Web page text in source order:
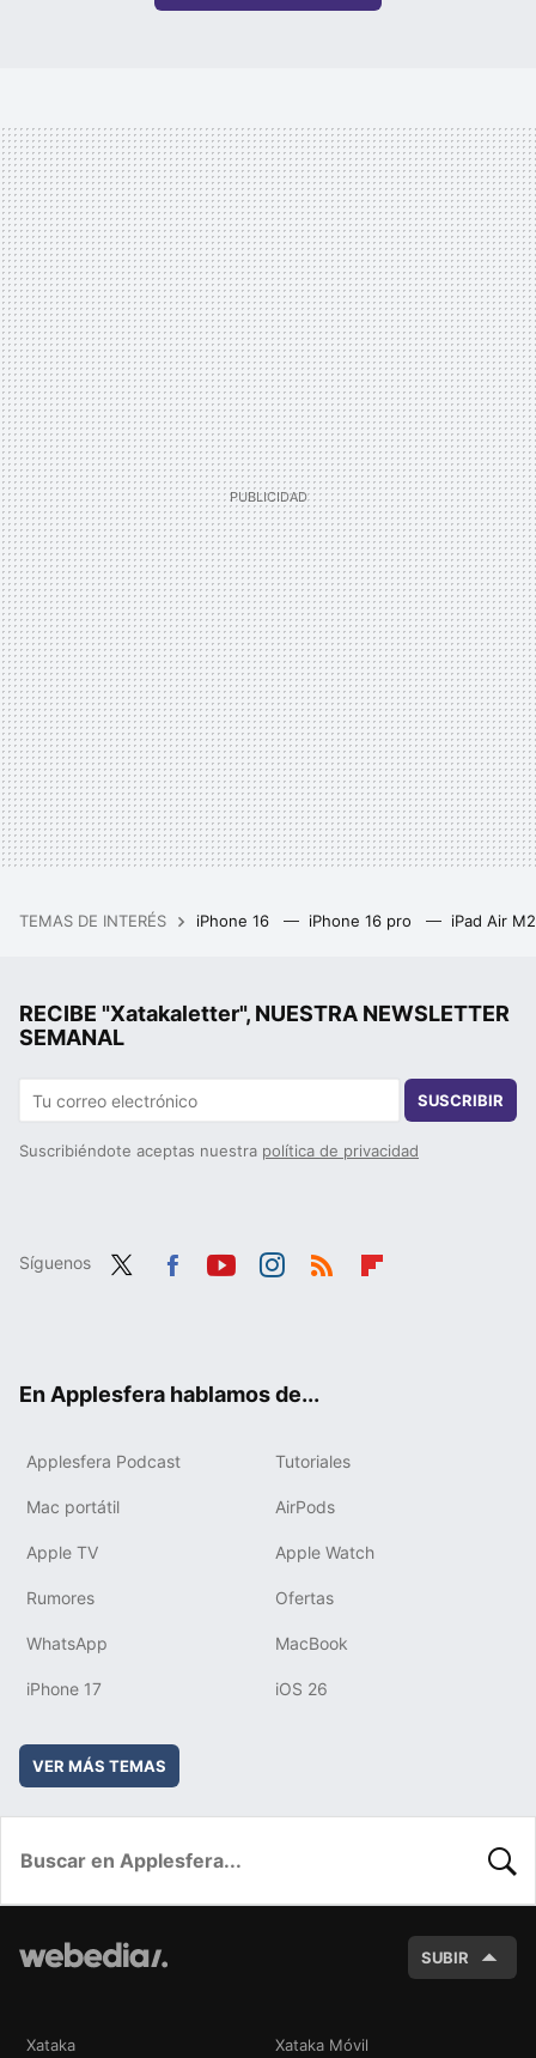
TEMAS DE INTERÉS iPhone 16 iPhone 16 pro iPad Air
RECIBE "Xatakaletter", NUESTRA NEWSLETTER
SEMANAL
SUSCRIBIR
Suscribiéndote aceptas nuestra política de privacidad
Síguenos
En Applesfera hablamos de...
Applesfera Podcast Tutoriales
Mac portátil AirPods
Apple TV Apple Watch
Rumores Ofertas
WhatsApp MacBook
iPhone 17 iOS 26
VER MÁS TEMAS
SUBIR
Xataka Xataka Móvil